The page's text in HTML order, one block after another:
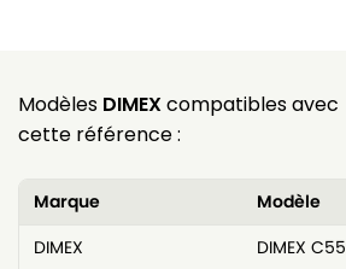
Modèles DIMEXcompatibles avec
cette référence :
Marque
Modèle
DIMEX
DIMEX C55